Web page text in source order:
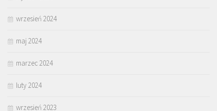
wrzesień 2024
maj 2024
marzec 2024
luty 2024
wrzesień 2023